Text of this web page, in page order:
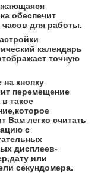
обеспечит
часов для работы.
календарь
точную
на кнопку
перемещение
в такое
Вам легко считать
с
дисплеев-
или
секундомера.